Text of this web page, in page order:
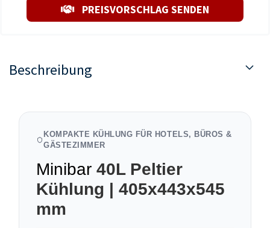
PREISVORSCHLAG SENDEN
Beschreibung
KOMPAKTE KÜHLUNG FÜR HOTELS, BÜROS &
GÄSTEZIMMER
Minibar 40L Peltier
Kühlung | 405x443x545
mm